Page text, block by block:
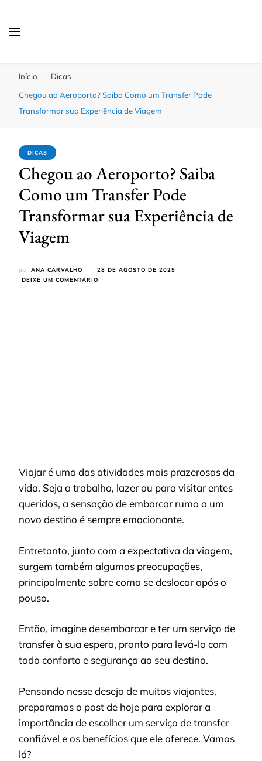
Início
Dicas
Chegou ao Aeroporto? Saiba Como um Transfer Pode
Transformar sua Experiência de Viagem
DICAS
Chegou ao Aeroporto? Saiba
Como um Transfer Pode
Transformar sua Experiência de
Viagem
por ANA CARVALHO
28 DE AGOSTO DE 2025
DEIXE UM COMENTÁRIO
Viajar é uma das atividades mais prazerosas da
vida. Seja a trabalho, lazer ou para visitar entes
queridos, a sensação de embarcar rumo a um
novo destino é sempre emocionante.
Entretanto, junto com a expectativa da viagem,
surgem também algumas preocupações,
principalmente sobre como se deslocar após o
pouso.
Então, imagine desembarcar e ter um serviço de
transferà sua espera, pronto para levá-lo com
todo conforto e segurança ao seu destino.
Pensando nesse desejo de muitos viajantes,
preparamos o post de hoje para explorar a
importância de escolher um serviço de transfer
confiável e os benefícios que ele oferece. Vamos
lá?